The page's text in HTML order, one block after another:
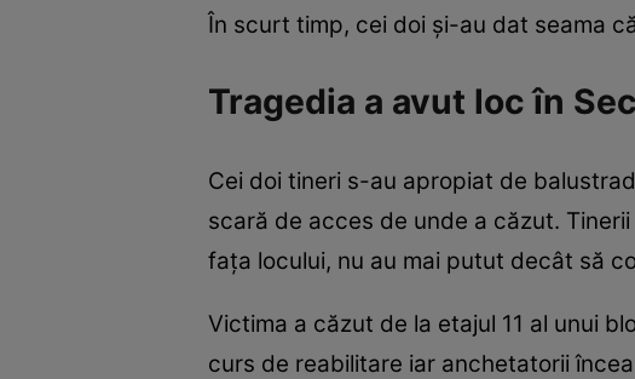
În scurt timp, cei doi și-au dat seama
Tragedia a avut loc în
Cei doi tineri s-au apropiat de
scară de acces de unde a căzut.
fața locului, nu au mai putut decât să
Victima a căzut de la etajul 11 al unui
curs de reabilitare iar anchetatorii